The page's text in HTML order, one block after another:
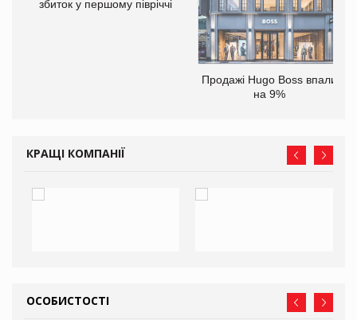
збиток у першому півріччі
Продажі Hugo Boss впали
на 9%
КРАЩІ КОМПАНІЇ
ОСОБИСТОСТІ